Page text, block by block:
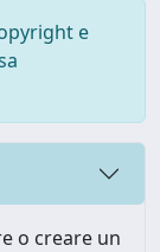
e
o creare un